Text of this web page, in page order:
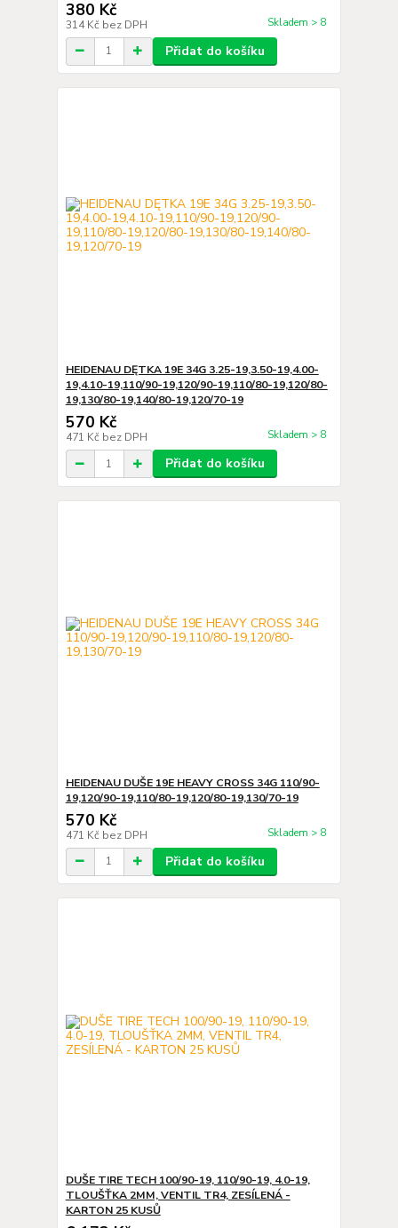
380 Kč
314 Kč bez DPH Skladem > 8
Přidat do košíku
HEIDENAU DĘTKA 19E 34G 3.25-19,3.50-19,4.00-
19,4.10-19,110/90-19,120/90-19,110/80-19,120/80-
19,130/80-19,140/80-19,120/70-19
570 Kč
471 Kč bez DPH Skladem > 8
Přidat do košíku
HEIDENAU DUŠE 19E HEAVY CROSS 34G 110/90-
19,120/90-19,110/80-19,120/80-19,130/70-19
570 Kč
471 Kč bez DPH Skladem > 8
Přidat do košíku
DUŠE TIRE TECH 100/90-19, 110/90-19, 4.0-19,
TLOUŠŤKA 2MM, VENTIL TR4, ZESÍLENÁ -
KARTON 25 KUSŮ